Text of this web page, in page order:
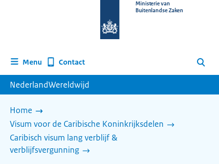
homepage
Ministerie van
Buitenlandse Zaken
Menu Contact Zoeken
NederlandWereldwijd
Home
Visum voor de Caribische Koninkrijksdelen
Caribisch visum lang verblijf &
verblijfsvergunning